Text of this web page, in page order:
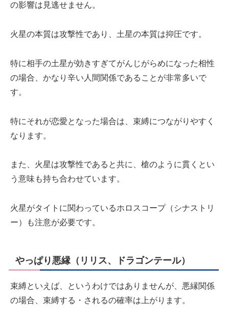
の影響は見逃せません。
火星の本質は攻撃性であり、土星の本質は抑圧です。
特に相手の土星が効きすぎてがんじがらめになった相性
の場合、かなり辛い人間関係であることが非常多いで
す。
特にそれが恋愛となった場合は、束縛につながりやすく
なります。
また、火星は攻撃性であると共に、槍のように貫くとい
う意味も持ち合わせています。
火星がタイトに関わっているホロスコープ（シナストリ
ー）も注意が必要です。
やっぱり悪縁（リリス、ドラゴンテール）
束縛といえば、というわけではありませんが、悪縁関係
の場合、束縛する・されるの確率は上がります。